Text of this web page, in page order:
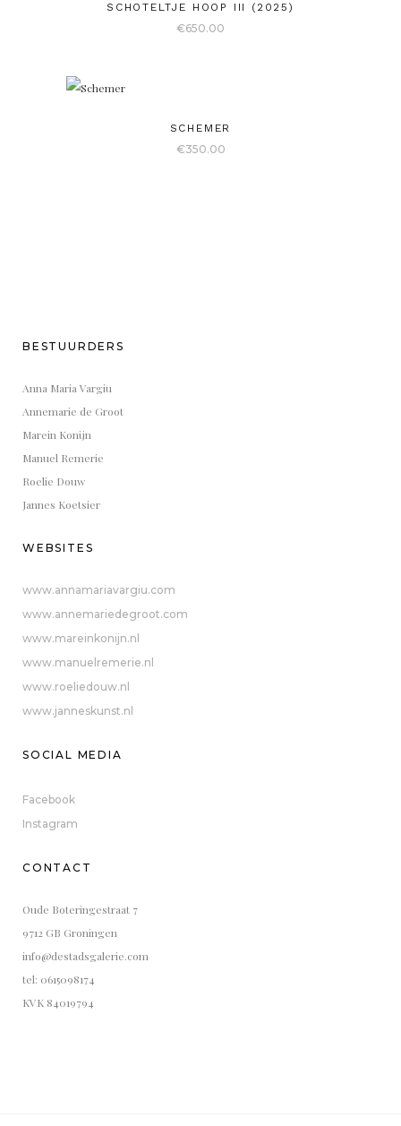
SCHOTELTJE HOOP III (2025)
€650.00
SCHEMER
€350.00
BESTUURDERS
Anna Maria Vargiu
Annemarie de Groot
Marein Konijn
Manuel Remerie
Roelie Douw
Jannes Koetsier
WEBSITES
www.annamariavargiu.com
www.annemariedegroot.com
www.mareinkonijn.nl
www.manuelremerie.nl
www.roeliedouw.nl
www.janneskunst.nl
SOCIAL MEDIA
Facebook
Instagram
CONTACT
Oude Boteringestraat 7
9712 GB Groningen
info@destadsgalerie.com
tel: 0615098174
KVK 84019794